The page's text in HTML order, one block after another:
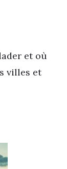
et où
villes et